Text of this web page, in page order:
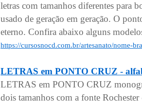
letras com tamanhos diferentes para
usado de geração em geração. O
eterno. Confira abaixo alguns
https://cursosnocd.com.br/artesanato/nome-
LETRAS em PONTO CRUZ -
LETRAS em PONTO CRUZ
dois tamanhos com a fonte